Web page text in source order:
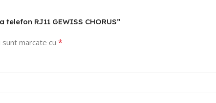
RJ11 GEWISS CHORUS”
marcate cu *